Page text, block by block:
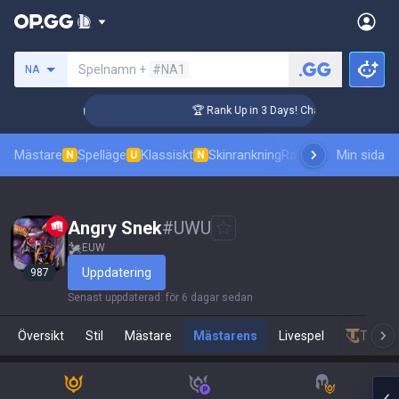
NA Spelnamn + #NA1
🏆 Rank Up in 3 Days! Challenger Coaching
Mästare N Spelläge U Klassiskt N SkinrankningRanking Pro
Min sida
987
Angry Snek#UWU
EUW
Uppdatering
Senast uppdaterad : för 6 dagar sedan
Översikt Stil Mästare Mästarens Livespel